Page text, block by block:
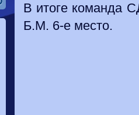
В итоге команда
Б.М. 6-е место.